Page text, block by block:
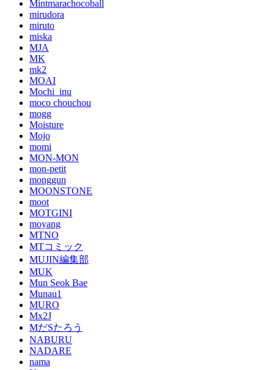
Mintmarachocoball
mirudora
miruto
miska
MJA
MK
mk2
MOAI
Mochi_inu
moco chouchou
mogg
Moisture
Mojo
momi
MON-MON
mon-petit
monggun
MOONSTONE
moot
MOTGINI
moyang
MTNO
MTコミック
MUJIN編集部
MUK
Mun Seok Bae
Munau1
MURO
Mx2J
MだSたろう
NABURU
NADARE
nama